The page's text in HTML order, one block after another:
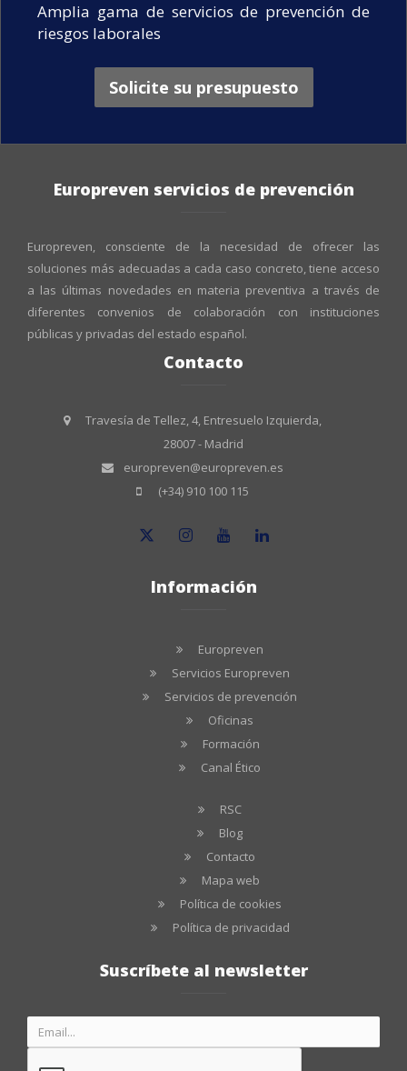
Amplia gama de servicios de prevención de
riesgos laborales
Solicite su presupuesto
Europreven servicios de prevención
Europreven, consciente de la necesidad de ofrecer las
soluciones más adecuadas a cada caso concreto, tiene acceso
a las últimas novedades en materia preventiva a través de
diferentes convenios de colaboración con instituciones
públicas y privadas del estado español.
Contacto
Travesía de Tellez, 4, Entresuelo Izquierda,
28007 - Madrid
europreven@europreven.es
(+34) 910 100 115
Información
Europreven
Servicios Europreven
Servicios de prevención
Oficinas
Formación
Canal Ético
RSC
Blog
Contacto
Mapa web
Política de cookies
Política de privacidad
Suscríbete al newsletter